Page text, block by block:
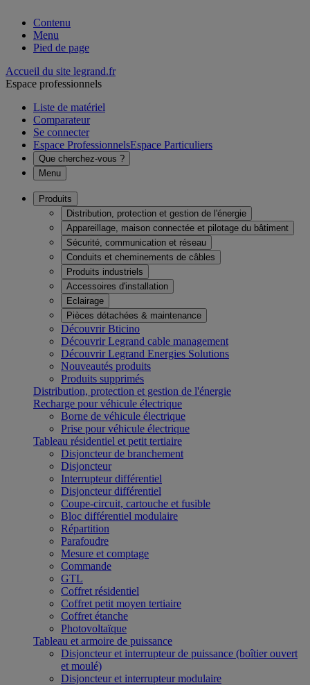
Contenu
Menu
Pied de page
Accueil du site legrand.fr
Espace professionnels
Liste de matériel
Comparateur
Se connecter
Espace ProfessionnelsEspace Particuliers
Que cherchez-vous ?
Menu
Produits
Distribution, protection et gestion de l'énergie
Appareillage, maison connectée et pilotage du bâtiment
Sécurité, communication et réseau
Conduits et cheminements de câbles
Produits industriels
Accessoires d'installation
Eclairage
Pièces détachées & maintenance
Découvrir Bticino
Découvrir Legrand cable management
Découvrir Legrand Energies Solutions
Nouveautés produits
Produits supprimés
Distribution, protection et gestion de l'énergie
Recharge pour véhicule électrique
Borne de véhicule électrique
Prise pour véhicule électrique
Tableau résidentiel et petit tertiaire
Disjoncteur de branchement
Disjoncteur
Interrupteur différentiel
Disjoncteur différentiel
Coupe-circuit, cartouche et fusible
Bloc différentiel modulaire
Répartition
Parafoudre
Mesure et comptage
Commande
GTL
Coffret résidentiel
Coffret petit moyen tertiaire
Coffret étanche
Photovoltaïque
Tableau et armoire de puissance
Disjoncteur et interrupteur de puissance (boîtier ouvert
et moulé)
Disjoncteur et interrupteur modulaire